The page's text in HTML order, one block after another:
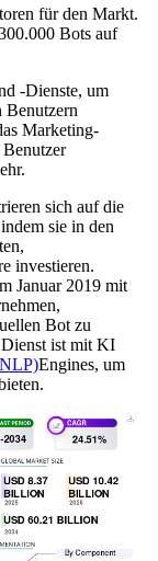
für den Markt.
Bots auf
-Dienste, um
Benutzern
Marketing-
sich auf die
sie in den
investieren.
Januar 2019 mit
Bot zu
ist mit KI
Engines, um